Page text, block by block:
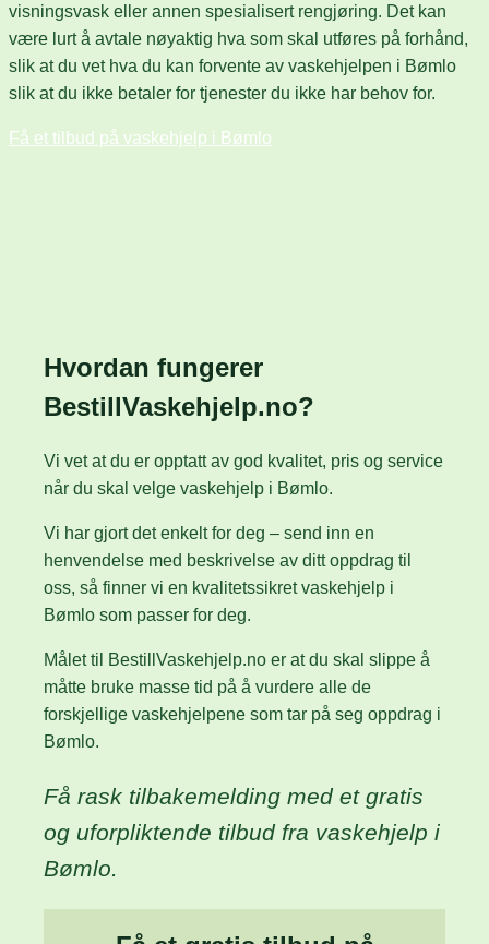
visningsvask eller annen spesialisert rengjøring. Det kan
være lurt å avtale nøyaktig hva som skal utføres på forhånd,
slik at du vet hva du kan forvente av vaskehjelpen i Bømlo
slik at du ikke betaler for tjenester du ikke har behov for.
Få et tilbud på vaskehjelp i Bømlo
Hvordan fungerer
BestillVaskehjelp.no?
Vi vet at du er opptatt av god kvalitet, pris og service
når du skal velge vaskehjelp i Bømlo.
Vi har gjort det enkelt for deg – send inn en
henvendelse med beskrivelse av ditt oppdrag til
oss, så finner vi en kvalitetssikret vaskehjelp i
Bømlo som passer for deg.
Målet til BestillVaskehjelp.no er at du skal slippe å
måtte bruke masse tid på å vurdere alle de
forskjellige vaskehjelpene som tar på seg oppdrag i
Bømlo.
Få rask tilbakemelding med et gratis
og uforpliktende tilbud fra vaskehjelp i
Bømlo.